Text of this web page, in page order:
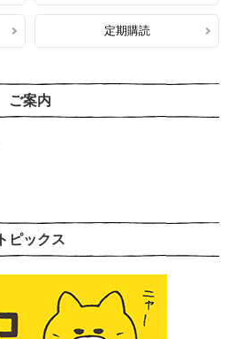
定期購読
ご案内
トピックス